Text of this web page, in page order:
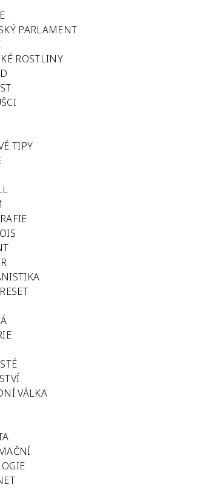
PARLAMENT
ROSTLINY
TIPY
VÁLKA